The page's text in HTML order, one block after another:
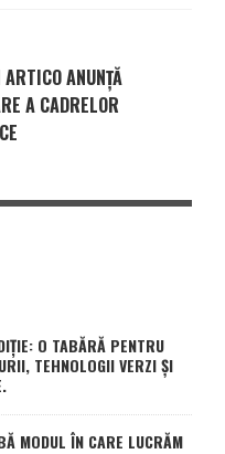
ANUNȚĂ
A CADRELOR
O TABĂRĂ PENTRU
TEHNOLOGII VERZI ȘI
MODUL ÎN CARE LUCRĂM